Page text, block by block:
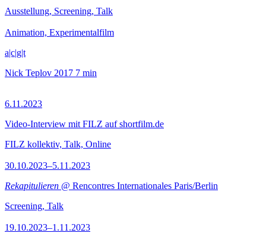
Ausstellung, Screening, Talk
Animation, Experimentalfilm
a|c|g|t
Nick Teplov 2017 7 min
6.11.2023
Video-Interview mit FILZ auf shortfilm.de
FILZ kollektiv, Talk, Online
30.10.2023–5.11.2023
Rekapitulieren @ Rencontres Internationales Paris/Berlin
Screening, Talk
19.10.2023–1.11.2023